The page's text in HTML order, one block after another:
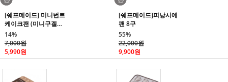
[쉐프메이드] 미니번트
케이크팬 (미니구겔호
프틀)
14%
7,000원
5,990원
[쉐프메이드]피낭시에
팬 8구
55%
22,000원
9,900원